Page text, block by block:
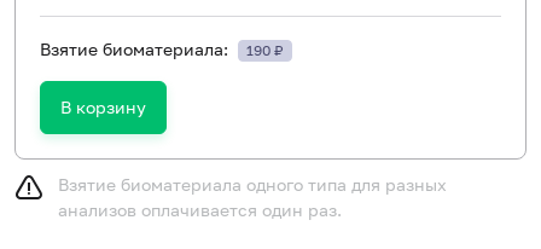
Взятие биоматериала: 190 ₽
В корзину
Взятие биоматериала одного типа для разных
анализов оплачивается один раз.